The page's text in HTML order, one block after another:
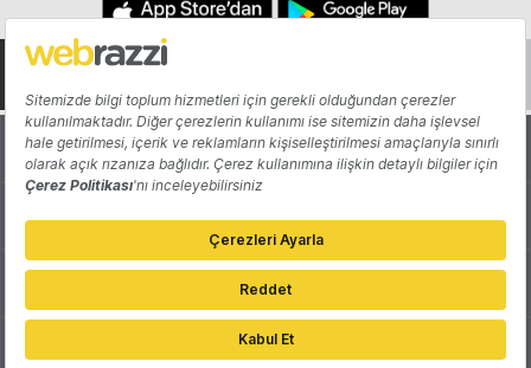
Hakkında Yazarlar
Katkıda Bulun Reklam